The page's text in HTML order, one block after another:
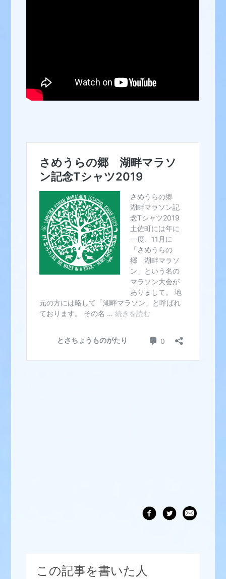
この記事を書いた人